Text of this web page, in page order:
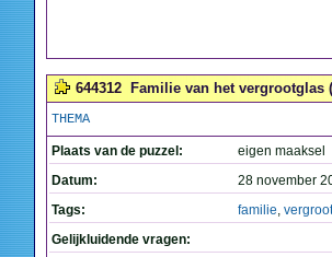
644312 Familie van het vergrootglas
THEMA
Plaats van de puzzel:
eigen maaksel
Datum:
28 november
Tags:
familie,
Gelijkluidende vragen: